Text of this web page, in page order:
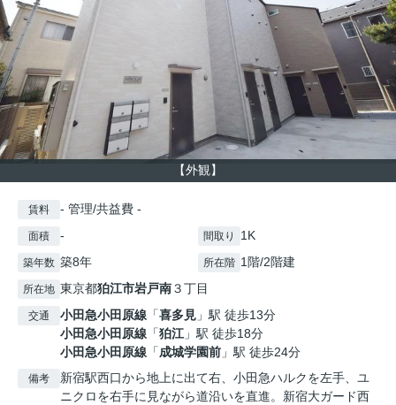
【外観】
賃料 - 管理/共益費 -
面積 - 間取り 1K
築年数 築8年 所在階 1階/2階建
所在地 東京都狛江市岩戸南３丁目
交通 小田急小田原線 「喜多見 」駅 徒歩13分
小田急小田原線 「狛江 」駅 徒歩18分
小田急小田原線 「成城学園前 」駅 徒歩24分
備考
新宿駅西口から地上に出て右、小田急ハルクを左手、ユ
ニクロを右手に見ながら道沿いを直進。新宿大ガード西